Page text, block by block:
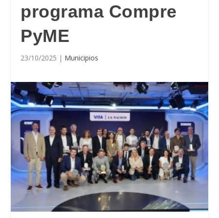
programa Compre
PyME
23/10/2025 | Municipios